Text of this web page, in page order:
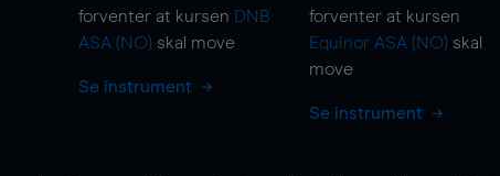
forventer at kursen DNB
ASA (NO) skal move
Se instrument
forventer at kursen
Equinor ASA (NO) skal
move
Se instrument